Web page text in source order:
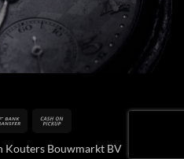
Bank
Pickup
Kouters Bouwmarkt BV